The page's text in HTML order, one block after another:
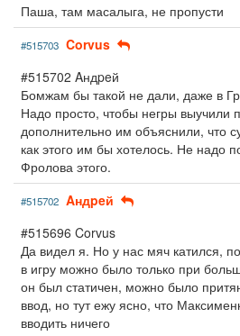
Паша, там масалыга, не пропусти
#515703 Corvus
#515702 Aндpeй
Бомжам бы такой не дали, даже в
Надо просто, чтобы негры выучили
дополнительно им объяснили, что
как этого им бы хотелось. Не надо
Фролова этого.
#515702 Aндpeй
#515696 Corvus
Да видел я. Но у нас мяч катился,
в игру можно было только при
он был статичен, можно было
ввод, но тут ежу ясно, что
вводить ничего